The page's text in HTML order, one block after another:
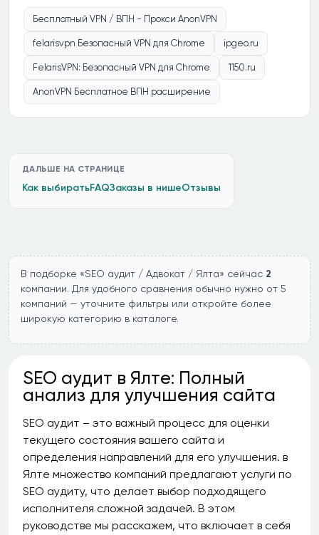
Бесплатный VPN / ВПН - Прокси AnonVPN
felarisvpn Безопасный VPN для Chrome ipgeo.ru
FelarisVPN: Безопасный VPN для Chrome 1150.ru
AnonVPN Бесплатное ВПН расширение
ДАЛЬШЕ НА СТРАНИЦЕ
Как выбиратьFAQЗаказы в нишеОтзывы
В подборке «SEO аудит / Адвокат / Ялта» сейчас 2
компании. Для удобного сравнения обычно нужно от 5
компаний — уточните фильтры или откройте более
широкую категорию в каталоге.
SEO аудит в Ялте: Полный
анализ для улучшения сайта
SEO аудит – это важный процесс для оценки
текущего состояния вашего сайта и
определения направлений для его улучшения. в
Ялте множество компаний предлагают услуги по
SEO аудиту, что делает выбор подходящего
исполнителя сложной задачей. В этом
руководстве мы расскажем, что включает в себя